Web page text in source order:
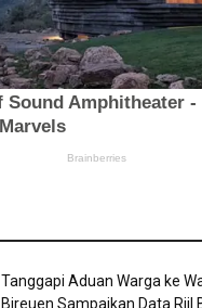
Tanggapi Aduan Warga ke
Bireuen Sampaikan Data Riil